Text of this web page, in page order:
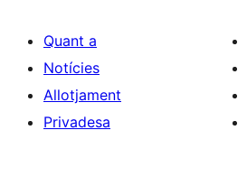
Quant a
Notícies
Allotjament
Privadesa